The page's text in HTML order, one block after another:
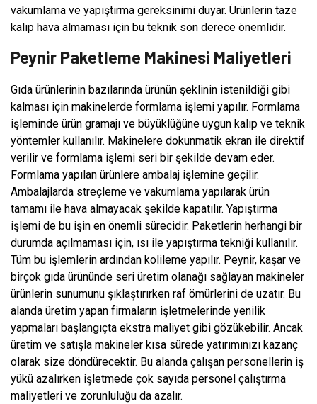
vakumlama ve yapıştırma gereksinimi duyar. Ürünlerin taze
kalıp hava almaması için bu teknik son derece önemlidir.
Peynir Paketleme Makinesi Maliyetleri
Gıda ürünlerinin bazılarında ürünün şeklinin istenildiği gibi
kalması için makinelerde formlama işlemi yapılır. Formlama
işleminde ürün gramajı ve büyüklüğüne uygun kalıp ve teknik
yöntemler kullanılır. Makinelere dokunmatik ekran ile direktif
verilir ve formlama işlemi seri bir şekilde devam eder.
Formlama yapılan ürünlere ambalaj işlemine geçilir.
Ambalajlarda streçleme ve vakumlama yapılarak ürün
tamamı ile hava almayacak şekilde kapatılır. Yapıştırma
işlemi de bu işin en önemli sürecidir. Paketlerin herhangi bir
durumda açılmaması için, ısı ile yapıştırma tekniği kullanılır.
Tüm bu işlemlerin ardından kolileme yapılır. Peynir, kaşar ve
birçok gıda ürününde seri üretim olanağı sağlayan makineler
ürünlerin sunumunu şıklaştırırken raf ömürlerini de uzatır. Bu
alanda üretim yapan firmaların işletmelerinde yenilik
yapmaları başlangıçta ekstra maliyet gibi gözükebilir. Ancak
üretim ve satışla makineler kısa sürede yatırımınızı kazanç
olarak size döndürecektir. Bu alanda çalışan personellerin iş
yükü azalırken işletmede çok sayıda personel çalıştırma
maliyetleri ve zorunluluğu da azalır.